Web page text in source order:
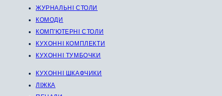
ЖУРНАЛЬНІ СТОЛИ
КОМОДИ
КОМП'ЮТЕРНІ СТОЛИ
КУХОННІ КОМПЛЕКТИ
КУХОННІ ТУМБОЧКИ
КУХОННІ ШКАФЧИКИ
ЛІЖКА